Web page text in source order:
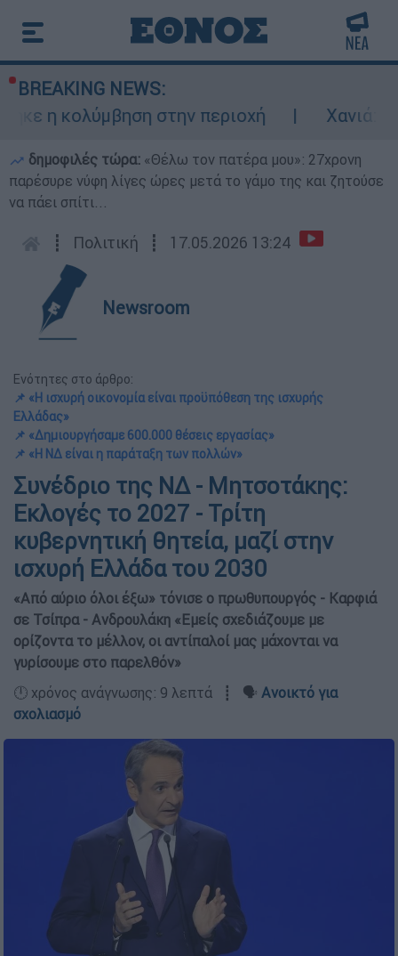
BREAKING NEWS:
στην περιοχή
Χανιά: 24χρονος
δημοφιλές τώρα: «Θέλω τον πατέρα μου»: 27χρονη
παρέσυρε νύφη λίγες ώρες μετά το γάμο της και ζητούσε
να πάει σπίτι...
┋ Πολιτική ┋ 17.05.2026 13:24
Newsroom
Ενότητες στο άρθρο:
📌 «Η ισχυρή οικονομία είναι προϋπόθεση της ισχυρής
Ελλάδας»
📌 «Δημιουργήσαμε 600.000 θέσεις εργασίας»
📌 «Η ΝΔ είναι η παράταξη των πολλών»
Συνέδριο της ΝΔ - Μητσοτάκης:
Εκλογές το 2027 - Τρίτη
κυβερνητική θητεία, μαζί στην
ισχυρή Ελλάδα του 2030
«Από αύριο όλοι έξω» τόνισε ο πρωθυπουργός - Καρφιά
σε Τσίπρα - Ανδρουλάκη «Εμείς σχεδιάζουμε με
ορίζοντα το μέλλον, οι αντίπαλοί μας μάχονται να
γυρίσουμε στο παρελθόν»
🕛 χρόνος ανάγνωσης: 9 λεπτά ┋ 🗣️ Ανοικτό για
σχολιασμό